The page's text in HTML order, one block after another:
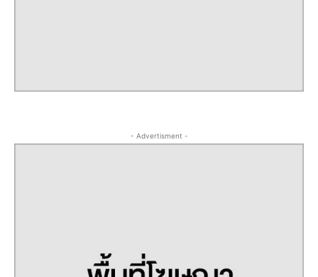
- Advertisment -